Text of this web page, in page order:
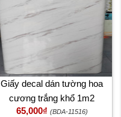
Giấy decal dán tường hoa
cương trắng khổ 1m2
65,000₫ (BDA-11516)